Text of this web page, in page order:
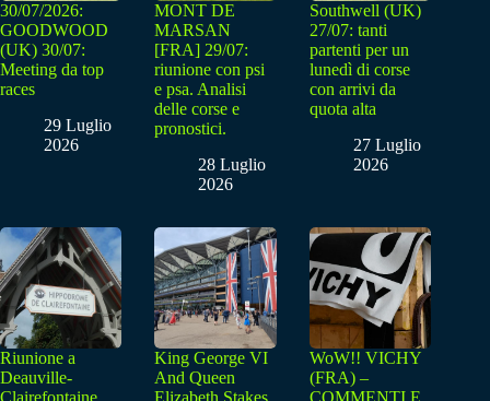
30/07/2026:
GOODWOOD
(UK) 30/07:
Meeting da top
races
29 Luglio
2026
MONT DE
MARSAN
[FRA] 29/07:
riunione con psi
e psa. Analisi
delle corse e
pronostici.
28 Luglio
2026
Southwell (UK)
27/07: tanti
partenti per un
lunedì di corse
con arrivi da
quota alta
27 Luglio
2026
Riunione a
Deauville-
King George VI
And Queen
WoW!! VICHY
(FRA) –